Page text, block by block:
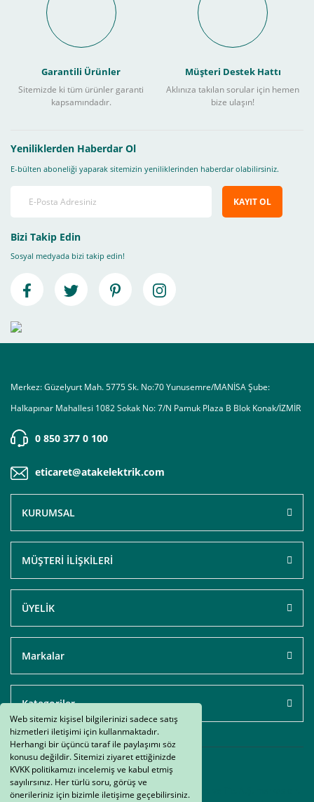
Web sitemiz kişisel bilgilerinizi sadece satış
hizmetleri iletişimi için kullanmaktadır.
Herhangi bir üçüncü taraf ile paylaşımı söz
konusu değildir. Sitemizi ziyaret ettiğinizde
KVKK politikamızı incelemiş ve kabul etmiş
sayılırsınız. Her türlü soru, görüş ve
önerileriniz için bizimle iletişime geçebilirsiniz.
Garantili Ürünler
Sitemizde ki tüm ürünler garanti
kapsamındadır.
Müşteri Destek Hattı
Aklınıza takılan sorular için hemen
bize ulaşın!
Yeniliklerden Haberdar Ol
E-bülten aboneliği yaparak sitemizin yeniliklerinden haberdar olabilirsiniz.
KAYIT OL
Bizi Takip Edin
Sosyal medyada bizi takip edin!
Merkez: Güzelyurt Mah. 5775 Sk. No:70 Yunusemre/MANİSA Şube:
Halkapınar Mahallesi 1082 Sokak No: 7/N Pamuk Plaza B Blok Konak/İZMİR
0 850 377 0 100
eticaret@atakelektrik.com
KURUMSAL
MÜŞTERİ İLİŞKİLERİ
ÜYELİK
Markalar
Kategoriler
AtakMarket.com © bir Atak Elektrik Müh. Oto. San. ve Tic. A.Ş. markasıdır.